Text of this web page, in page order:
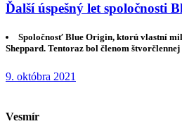
Ďalší úspešný let spoločnosti
Spoločnosť Blue Origin, ktorú vlastní
Sheppard. Tentoraz bol členom
9. októbra 2021
Vesmír